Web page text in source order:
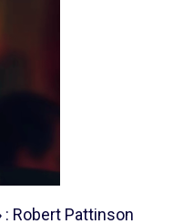
: Robert Pattinson